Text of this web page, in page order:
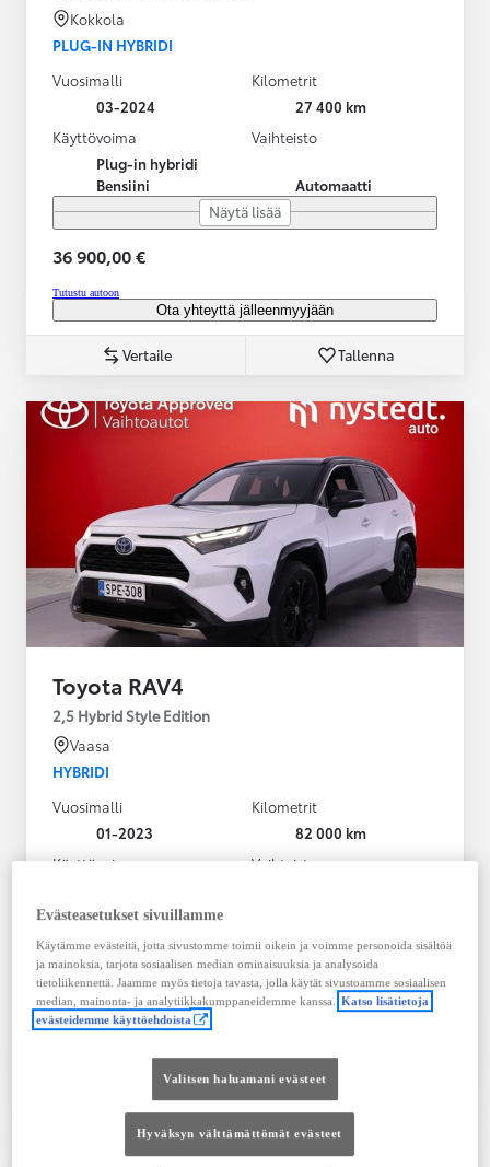
Kokkola
PLUG-IN HYBRIDI
Vuosimalli
03-2024
Kilometrit
27 400 km
Käyttövoima
Plug-in hybridi
Bensiini
Vaihteisto
Automaatti
Näytä lisää
36 900,00 €
Tutustu autoon
Ota yhteyttä jälleenmyyjään
Vertaile Tallenna
Toyota RAV4
2,5 Hybrid Style Edition
Vaasa
HYBRIDI
Vuosimalli
01-2023
Kilometrit
82 000 km
Käyttövoima
Vaihteisto
Näytä lisää
38 900,00 €
495,30 € / kk
Tutustu autoon
Vertaile
Evästeasetukset sivuillamme
Käytämme evästeitä, jotta sivustomme toimii oikein ja voimme personoida sisältöä
ja mainoksia, tarjota sosiaalisen median ominaisuuksia ja analysoida
tietoliikennettä. Jaamme myös tietoja tavasta, jolla käytät sivustoamme sosiaalisen
median, mainonta- ja analytiikkakumppaneidemme kanssa. Katso lisätietoja
evästeidemme käyttöehdoista
Valitsen haluamani evästeet
Hyväksyn välttämättömät evästeet